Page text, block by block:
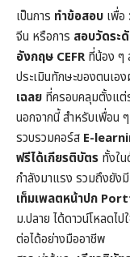
เป็นการ ทำข้อสอบ เพื่อ
จีน หรือการ สอบวัดระ
อังกฤษ CEFRที่น้อง ๆ
ประเมินทักษะของตนเอ
เฉลย ที่ครอบคลุมตั้งแต่
นอกจากนี้ สำหรับเพื่อน
รวบรวมคอร์ส E-
ฟรีได้เกียรติบัตร ทั้งใ
กำลังมาแรง รวมถึงยังมี
เท็มเพลตหน้าปก
ม.ปลาย ได้ดาวน์โหลดไ
ต่อได้อย่างมืออาชีพ